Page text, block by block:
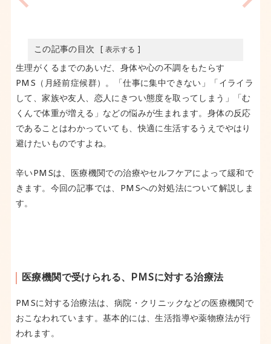
この記事の目次
PMSとは？
PMSを緩和するために、自分でできるケア
まとめ
生理がくるまでのあいだ、身体や心の不調をもたらす
PMS（月経前症候群）。「仕事に集中できない」「イライラ
して、家族や友人、恋人にきつい態度を取ってしまう」「む
くんで体重が増える」などの悩みが生まれます。身体の反応
であることはわかっていても、快適に生活するうえでやはり
避けたいものですよね。
辛いPMSは、医療機関での治療やセルフケアによって緩和で
きます。今回の記事では、PMSへの対処法について解説しま
す。
医療機関で受けられる、PMSに対する治療法
PMSに対する治療法は、病院・クリニックなどの医療機関で
おこなわれています。基本的には、生活指導や薬物療法が行
われます。